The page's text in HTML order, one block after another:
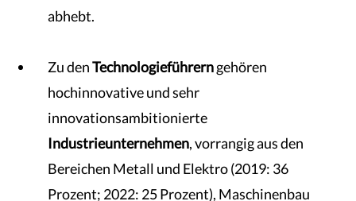
abhebt.
Zu denTechnologieführerngehören
hochinnovative und sehr
innovationsambitionierte
Industrieunternehmen, vorrangig aus den
Bereichen Metall und Elektro (2019: 36
Prozent; 2022: 25 Prozent), Maschinenbau